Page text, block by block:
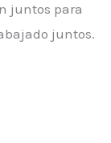
juntos para
juntos.